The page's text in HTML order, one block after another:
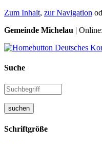
Zum Inhalt, zur Navigation
Gemeinde Michelau |
Suche
suchen
Schriftgröße